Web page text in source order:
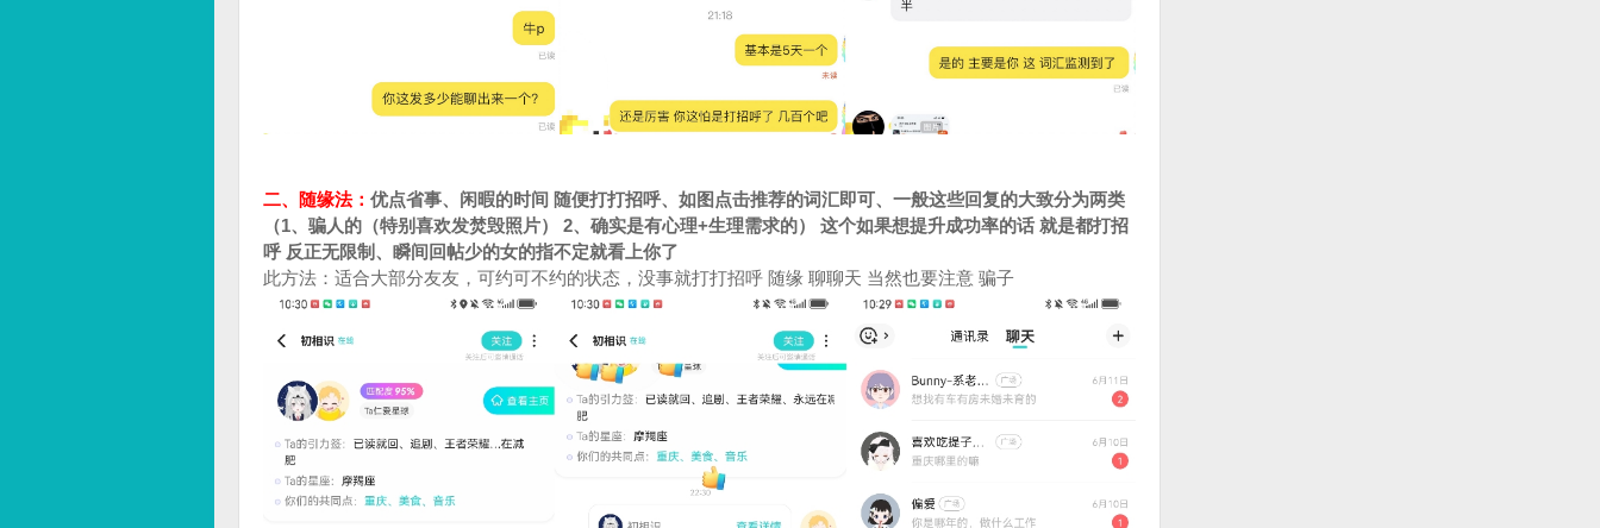
二、随缘法： 优点省事、闲暇的时间 随便打打招呼、如图点击推荐的词汇即可、一般这些回复的大致分为两类
（1、骗人的（特别喜欢发焚毁照片） 2、确实是有心理+生理需求的） 这个如果想提升成功率的话 就是都打招
呼 反正无限制、瞬间回帖少的女的指不定就看上你了
此方法：适合大部分友友，可约可不约的状态，没事就打打招呼 随缘 聊聊天 当然也要注意 骗子